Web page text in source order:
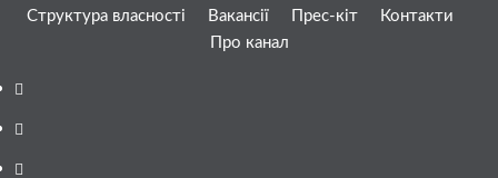
Структура власності
Вакансії Прес-кіт
Контакти
Про канал
Facebook
YouTube
Telegram